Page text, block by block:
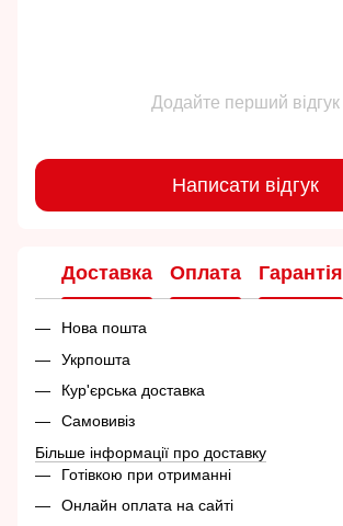
Додайте перший відгук
Написати відгук
Доставка Оплата Гарантія
Нова пошта
Укрпошта
Кур'єрська доставка
Самовивіз
Більше інформації про доставку
Готівкою при отриманні
Онлайн оплата на сайті